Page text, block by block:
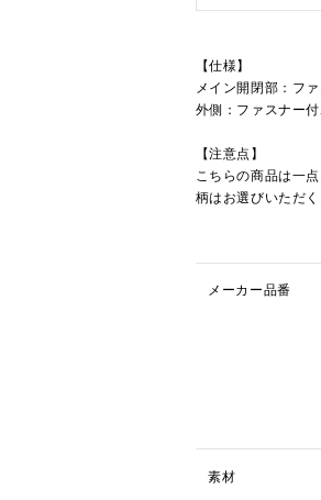
【仕様】
メイン開閉部：フ
外側：ファスナー付
【注意点】
こちらの商品は一
柄はお選びいただ
メーカー品番
素材